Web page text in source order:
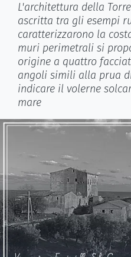
L'architettura della
ascritta tra gli esempi
caratterizzarono la
muri perimetrali si
origine a quattro
angoli simili alla prua
indicare il volerne
mare